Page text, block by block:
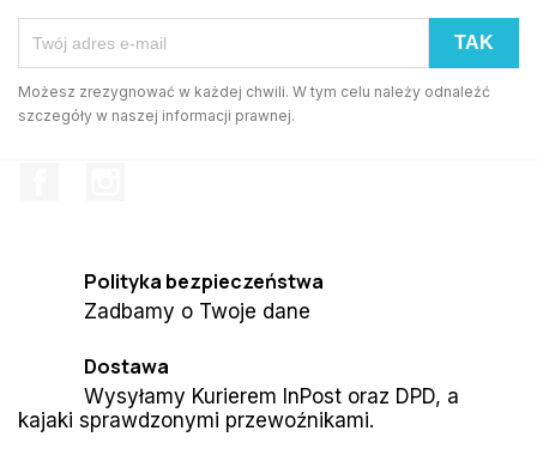
Możesz zrezygnować w każdej chwili. W tym celu należy odnaleźć
szczegóły w naszej informacji prawnej.
Polityka bezpieczeństwa
Zadbamy o Twoje dane
Dostawa
Wysyłamy Kurierem InPost oraz DPD, a
kajaki sprawdzonymi przewoźnikami.